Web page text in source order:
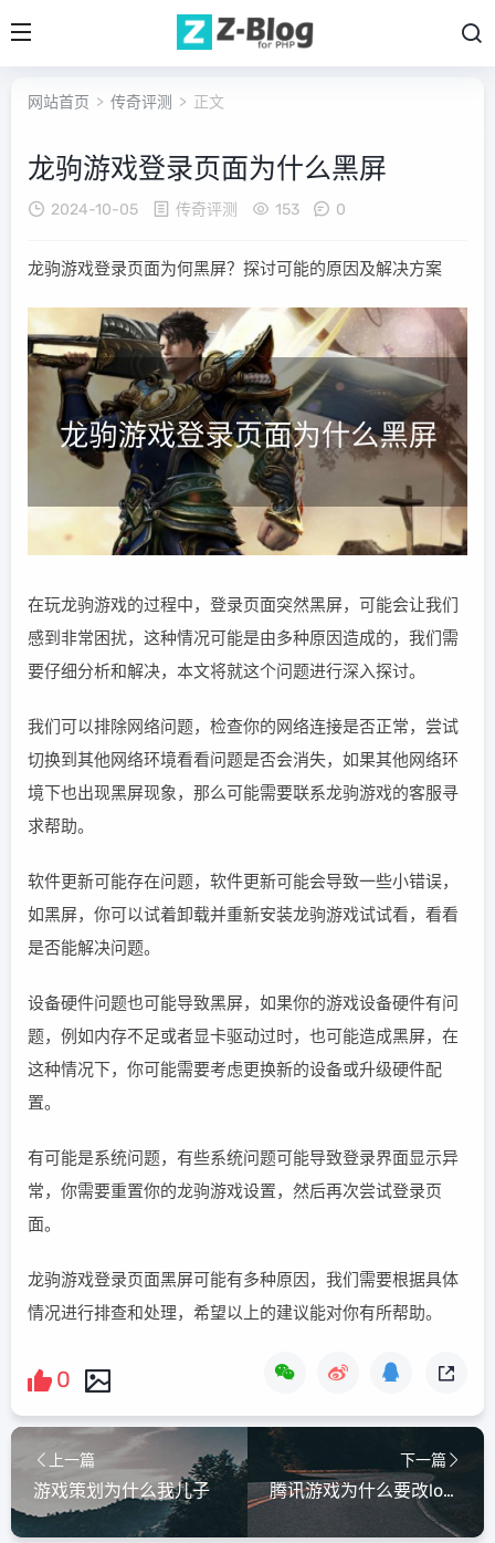
网站首页 > 传奇评测 > 正文
龙驹游戏登录页面为什么黑屏
2024-10-05 传奇评测 153 0
龙驹游戏登录页面为何黑屏？探讨可能的原因及解决方案
在玩龙驹游戏的过程中，登录页面突然黑屏，可能会让我们
感到非常困扰，这种情况可能是由多种原因造成的，我们需
要仔细分析和解决，本文将就这个问题进行深入探讨。
我们可以排除网络问题，检查你的网络连接是否正常，尝试
切换到其他网络环境看看问题是否会消失，如果其他网络环
境下也出现黑屏现象，那么可能需要联系龙驹游戏的客服寻
求帮助。
软件更新可能存在问题，软件更新可能会导致一些小错误，
如黑屏，你可以试着卸载并重新安装龙驹游戏试试看，看看
是否能解决问题。
设备硬件问题也可能导致黑屏，如果你的游戏设备硬件有问
题，例如内存不足或者显卡驱动过时，也可能造成黑屏，在
这种情况下，你可能需要考虑更换新的设备或升级硬件配
置。
有可能是系统问题，有些系统问题可能导致登录界面显示异
常，你需要重置你的龙驹游戏设置，然后再次尝试登录页
面。
龙驹游戏登录页面黑屏可能有多种原因，我们需要根据具体
情况进行排查和处理，希望以上的建议能对你有所帮助。
0
上一篇
游戏策划为什么我儿子
下一篇
腾讯游戏为什么要改logo